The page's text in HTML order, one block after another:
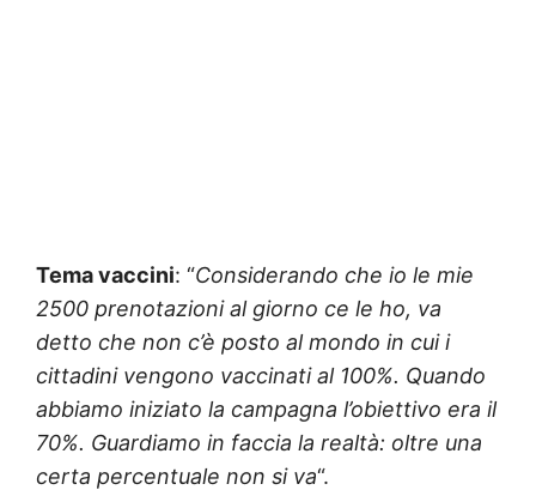
Tema vaccini: “Considerando che io le mie
2500 prenotazioni al giorno ce le ho, va
detto che non c’è posto al mondo in cui i
cittadini vengono vaccinati al 100%. Quando
abbiamo iniziato la campagna l’obiettivo era il
70%. Guardiamo in faccia la realtà: oltre una
certa percentuale non si va“.